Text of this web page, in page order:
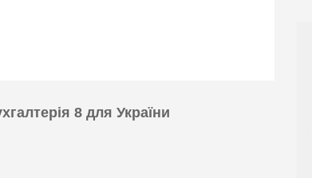
8 для України